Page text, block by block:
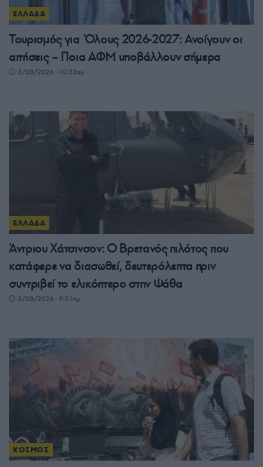
ΕΛΛΑΔΑ
Τουρισμός για Όλους 2026-2027: Ανοίγουν οι
αιτήσεις – Ποια ΑΦΜ υποβάλλουν σήμερα
5/08/2026 - 10:33πμ
ΕΛΛΑΔΑ
Άντριου Χάτσινσον: Ο Βρετανός πιλότος που
κατάφερε να διασωθεί, δευτερόλεπτα πριν
συντριβεί το ελικόπτερο στην Ψάθα
5/08/2026 - 9:21πμ
ΚΟΣΜΟΣ